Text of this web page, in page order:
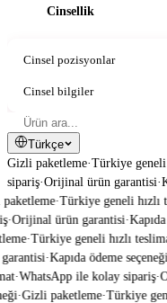
Cinsellik
Cinsel pozisyonlar
Cinsel bilgiler
Türkçe
Gizli paketleme·Türkiye geneli
sipariş·Orijinal ürün garantisi·
·Türkiye geneli hızlı
·Orijinal ürün garantisi·Kapıda
·Türkiye geneli hızlı
·Kapıda ödeme seçeneği
·WhatsApp ile kolay sipariş·
·Gizli paketleme·Türkiye